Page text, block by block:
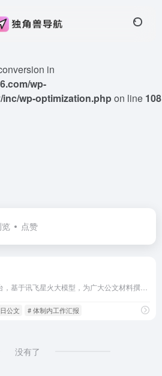
in
wp-
wp-optimization.phpon line 108
点赞
公文 # 体制内工作汇报
没有了